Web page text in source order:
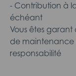
- Contribution à
échéant
Vous êtes
de maintenance
responsabilité